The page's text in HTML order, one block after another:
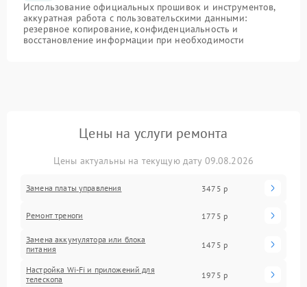
Использование официальных прошивок и инструментов,
аккуратная работа с пользовательскими данными:
резервное копирование, конфиденциальность и
восстановление информации при необходимости
Цены на услуги ремонта
Цены актуальны на текущую дату 09.08.2026
Замена платы управления 3475 р
Ремонт треноги 1775 р
Замена аккумулятора или блока
питания
1475 р
Настройка Wi-Fi и приложений для
телескопа
1975 р